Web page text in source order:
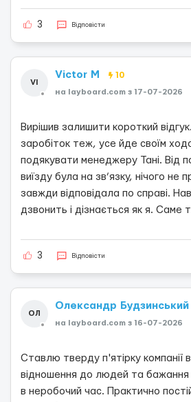
3 Відповісти
VI
Victor M 10
на layboard.com з 17-07-2026
Вирішив залишити короткий
заробіток теж, усе йде своїм
подякувати менеджеру Тані. Від
виїзду була на зв’язку, нічого не
завжди відповідала по справі.
дзвонить і дізнається як я. Саме
3 Відповісти
ОЛ
Олександр Будзинський
на layboard.com з 16-07-2026
Ставлю тверду п'ятірку компанії
відношення до людей та бажання
в неробочий час. Практично